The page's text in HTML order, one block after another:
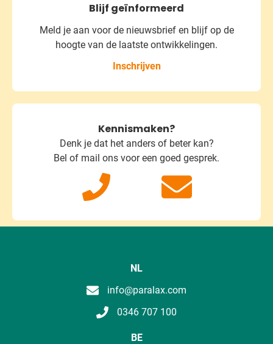
Blijf geïnformeerd
Meld je aan voor de nieuwsbrief en blijf op de
hoogte van de laatste ontwikkelingen.
Inschrijven
Kennismaken?
Denk je dat het anders of beter kan?
Bel of mail ons voor een goed gesprek.
NL
info@paralax.com
0346 707 100
BE